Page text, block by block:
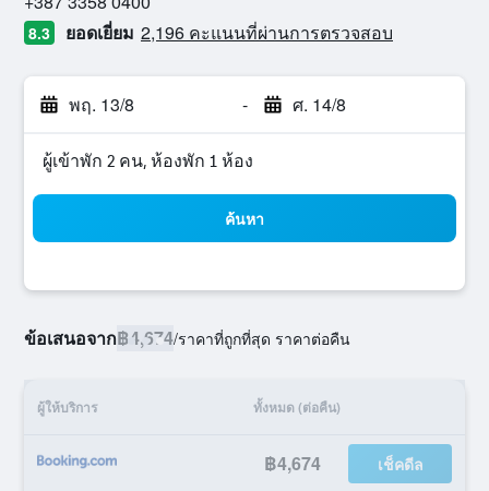
8.3 ยอดเยี่ยม 2,196 คะแนนที่ผ่านการตรวจสอบ
พฤ. 13/8 - ศ. 14/8
ผู้เข้าพัก 2 คน, ห้องพัก 1 ห้อง
ค้นหา
ข้อเสนอจาก฿4,674/ราคาที่ถูกที่สุด ราคาต่อคืน
ผู้ให้บริการ ทั้งหมด (ต่อคืน)
฿4,674 เช็คดีล